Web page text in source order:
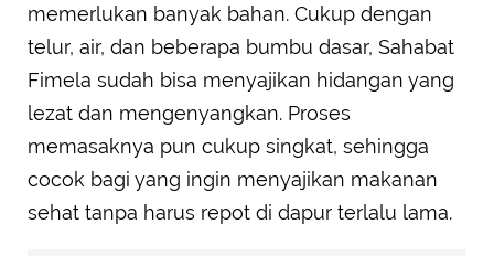
memerlukan banyak bahan. Cukup dengan
telur, air, dan beberapa bumbu dasar, Sahabat
Fimela sudah bisa menyajikan hidangan yang
lezat dan mengenyangkan. Proses
memasaknya pun cukup singkat, sehingga
cocok bagi yang ingin menyajikan makanan
sehat tanpa harus repot di dapur terlalu lama.